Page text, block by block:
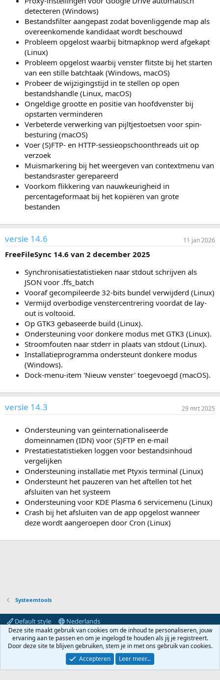
detecteren (Windows)
Bestandsfilter aangepast zodat bovenliggende map als
overeenkomende kandidaat wordt beschouwd
Probleem opgelost waarbij bitmapknop werd afgekapt
(Linux)
Probleem opgelost waarbij venster flitste bij het starten
van een stille batchtaak (Windows, macOS)
Probeer de wijzigingstijd in te stellen op open
bestandshandle (Linux, macOS)
Ongeldige grootte en positie van hoofdvenster bij
opstarten verminderen
Verbeterde verwerking van pijltjestoetsen voor spin-
besturing (macOS)
Voer (S)FTP- en HTTP-sessieopschoonthreads uit op
verzoek
Muismarkering bij het weergeven van contextmenu van
bestandsraster gerepareerd
Voorkom flikkering van nauwkeurigheid in
percentageformaat bij het kopiëren van grote
bestanden
versie 14.6 11 jan 2026
FreeFileSync 14.6 van 2 december 2025
Synchronisatiestatistieken naar stdout schrijven als
JSON voor .ffs_batch
Vooraf gecompileerde 32-bits bundel verwijderd (Linux)
Vermijd overbodige venstercentrering voordat de lay-
out is voltooid.
Op GTK3 gebaseerde build (Linux).
Ondersteuning voor donkere modus met GTK3 (Linux).
Stroomfouten naar stderr in plaats van stdout (Linux).
Installatieprogramma ondersteunt donkere modus
(Windows).
Dock-menu-item 'Nieuw venster' toegevoegd (macOS).
versie 14.3 29 mrt 2025
Ondersteuning van geïnternationaliseerde
domeinnamen (IDN) voor (S)FTP en e-mail
Prestatiestatistieken loggen voor bestandsinhoud
vergelijken
Ondersteuning installatie met Ptyxis terminal (Linux)
Ondersteunt het pauzeren van het aftellen tot het
afsluiten van het systeem
Ondersteuning voor KDE Plasma 6 servicemenu (Linux)
Crash bij het afsluiten van de app opgelost wanneer
deze wordt aangeroepen door Cron (Linux)
Systeemtools
Default style
Nederlands
Contact
Voorwaarden en regels Privacybeleid
Help
Hoofdpagina
R
S
Community platform by XenForo® © 2010-2024 XenForo Ltd.
Deze site maakt gebruik van cookies om de inhoud te personaliseren, jouw
ervaring aan te passen en om je ingelogd te houden als jij je registreert.
Door deze site te blijven gebruiken, stem je in met ons gebruik van cookies.
Accepteren
Leer meer...